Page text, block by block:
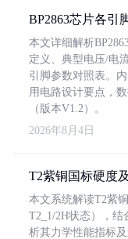
BP2863芯片各引
本文详细解析
定义、典型电压/电
引脚参数对照表。
用电路设计要点，
（版本V1.2）。
2026年8月4日
T2紫铜国标硬度
本文系统解读T2紫
T2_1/2H状态），结
析其力学性能指标